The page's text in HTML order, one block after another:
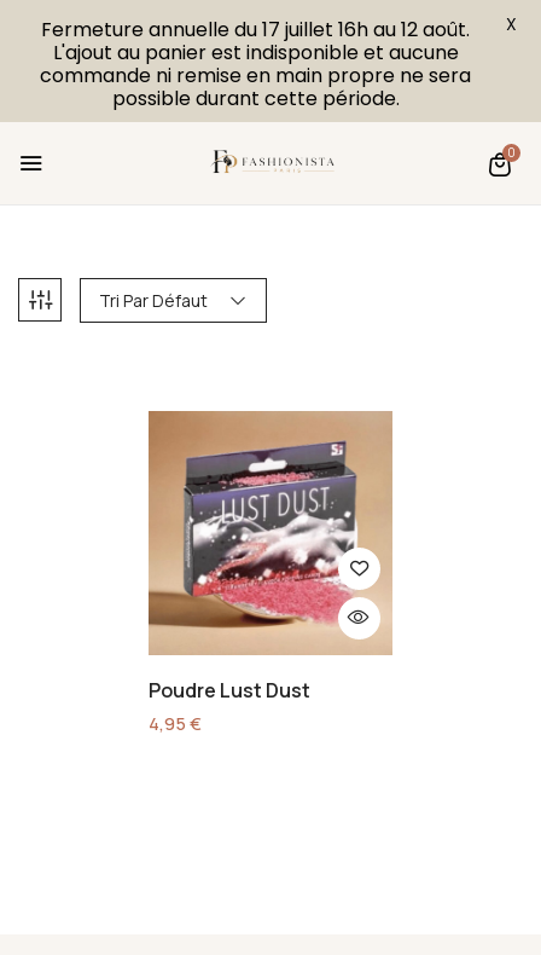
0
Tri Par Défaut
Poudre Lust Dust
4,95€
Fermeture annuelle du 17 juillet 16h au 12 août.
L'ajout au panier est indisponible et aucune
commande ni remise en main propre ne sera
possible durant cette période.
X